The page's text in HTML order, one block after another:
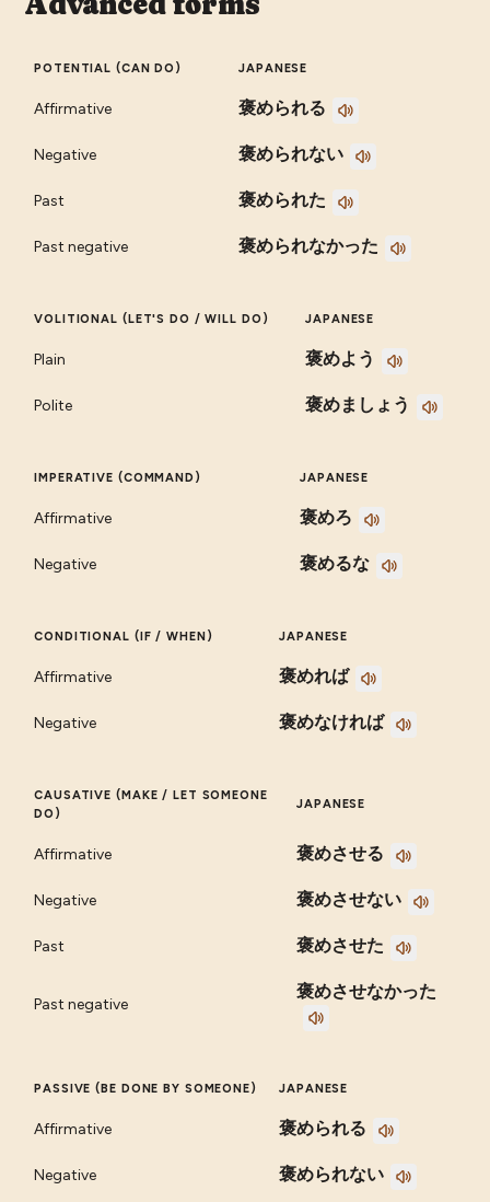
POTENTIAL (CAN DO) JAPANESE
Affirmative 褒められる
Negative 褒められない
Past 褒められた
Past negative 褒められなかった
VOLITIONAL (LET'S DO / WILL DO) JAPANESE
Plain 褒めよう
Polite 褒めましょう
IMPERATIVE (COMMAND) JAPANESE
Affirmative 褒めろ
Negative 褒めるな
CONDITIONAL (IF / WHEN) JAPANESE
Affirmative 褒めれば
Negative 褒めなければ
CAUSATIVE (MAKE / LET SOMEONE
DO)
JAPANESE
Affirmative 褒めさせる
Negative 褒めさせない
Past 褒めさせた
Past negative
褒めさせなかった
PASSIVE (BE DONE BY SOMEONE) JAPANESE
Affirmative 褒められる
Negative 褒められない